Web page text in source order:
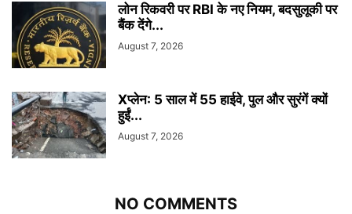
लोन रिकवरी पर RBI के नए नियम, बदसुलूकी पर
बैंक देंगे...
August 7, 2026
Xप्लेन: 5 साल में 55 हाईवे, पुल और सुरंगें क्यों
हुईं...
August 7, 2026
NO COMMENTS